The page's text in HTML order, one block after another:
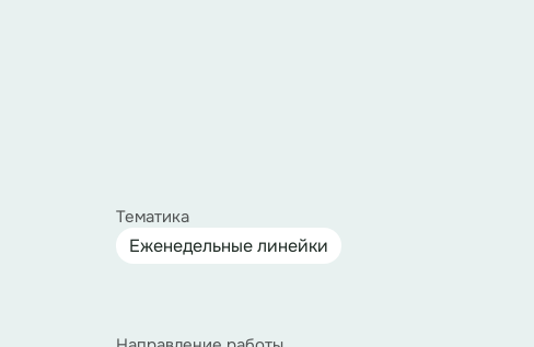
Тематика
Еженедельные линейки